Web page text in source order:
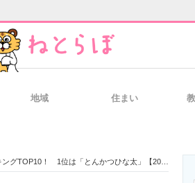
地域 住まい
1位は「とんかつひな太」【2024年9月版／Googleクチコミ】